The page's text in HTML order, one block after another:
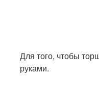
Для того, чтобы
руками.